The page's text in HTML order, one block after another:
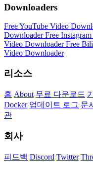
Downloaders
Free YouTube Video
DownloaderFree
Video DownloaderFree
Video Downloader
리소스
홈 About 무료 다운로드
Docker 업데이트 로그 문
관
회사
피드백 Discord Twitter